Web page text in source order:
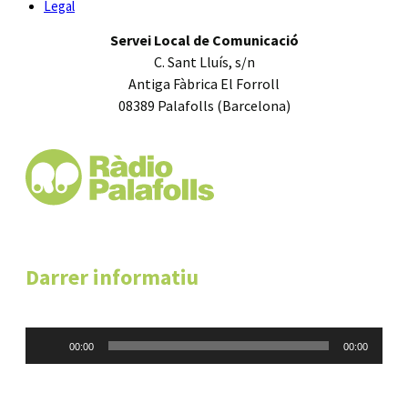
Legal
Servei Local de Comunicació
C. Sant Lluís, s/n
Antiga Fàbrica El Forroll
08389 Palafolls (Barcelona)
Darrer informatiu
00:00 00:00